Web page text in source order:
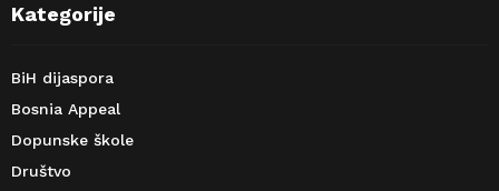
Kategorije
BiH dijaspora
Bosnia Appeal
Dopunske škole
Društvo